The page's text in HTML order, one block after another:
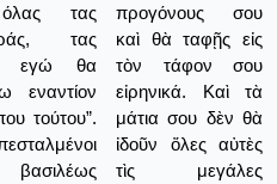
τας
τας
εγώ θα
εναντίον
τούτου”.
προγόνους σου
καὶ θὰ ταφῇς εἰς
τὸν τάφον σου
εἰρηνικά. Καὶ τὰ
μάτια σου δὲν θὰ
ἰδοῦν ὅλες αὐτὲς
τὶς μεγάλες